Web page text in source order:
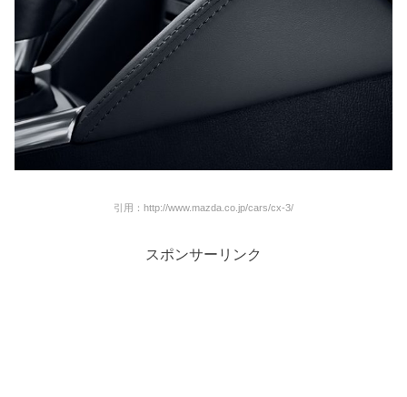
引用：http://www.mazda.co.jp/cars/cx-3/
スポンサーリンク